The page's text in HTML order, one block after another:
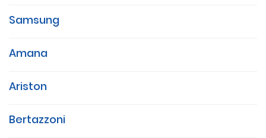
Samsung
Amana
Ariston
Bertazzoni